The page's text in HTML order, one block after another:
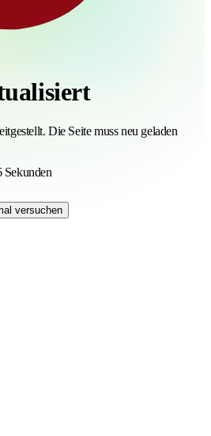
Die Seite muss neu geladen
Sekunden
versuchen